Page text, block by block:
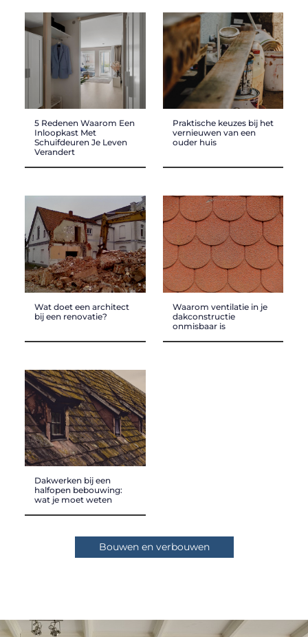
5 Redenen Waarom Een
Inloopkast Met
Schuifdeuren Je Leven
Verandert
Praktische keuzes bij het
vernieuwen van een
ouder huis
Wat doet een architect
bij een renovatie?
Waarom ventilatie in je
dakconstructie
onmisbaar is
Dakwerken bij een
halfopen bebouwing:
wat je moet weten
Bouwen en verbouwen